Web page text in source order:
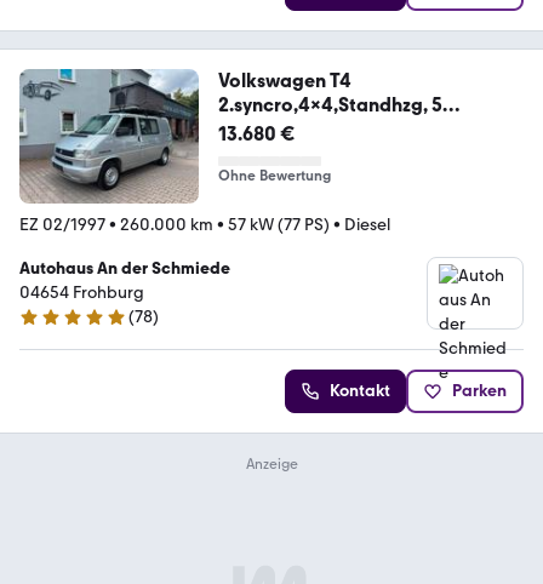
Volkswagen T4
2.syncro,4x4,Standhzg, 5
Sitze,Mixto,LKW Zul.
13.680 €
Ohne Bewertung
EZ 02/1997• 260.000 km • 57 kW (77 PS) • Diesel
Autohaus An der Schmiede
04654 Frohburg
4.8 Sterne
(78)
Kontakt Parken